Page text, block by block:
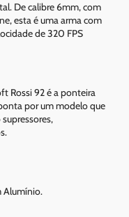
De calibre 6mm, com
esta é uma arma com
de 320 FPS
Rossi 92 é a ponteira
por um modelo que
Alumínio.